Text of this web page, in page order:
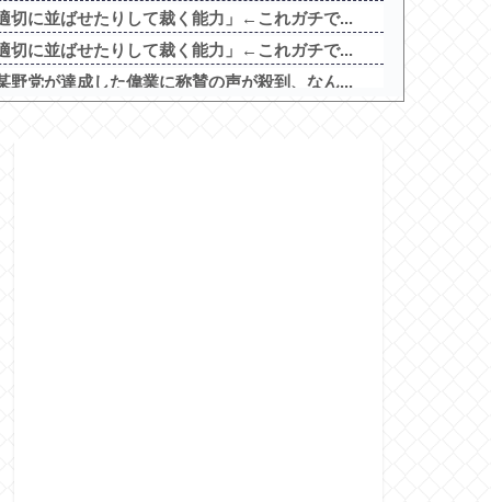
切に並ばせたりして裁く能力」←これガチで...
切に並ばせたりして裁く能力」←これガチで...
野党が達成した偉業に称賛の声が殺到、なん...